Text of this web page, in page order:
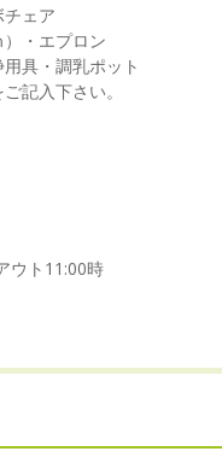
チェア
）・エプロン
具・調乳ポット
記入下さい。
ウト11:00時